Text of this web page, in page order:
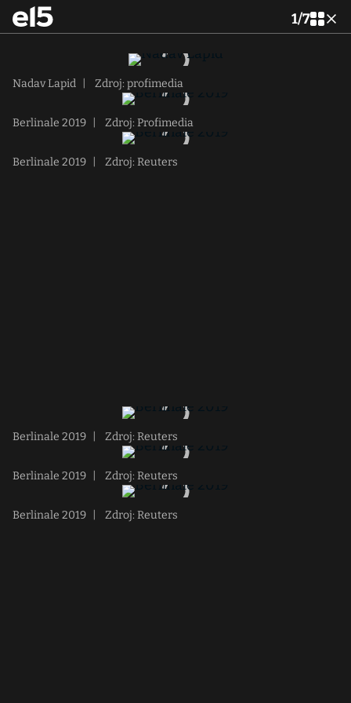
1/7
Nadav Lapid Zdroj: profimedia
Berlinale 2019 Zdroj: Profimedia
Berlinale 2019 Zdroj: Reuters
Berlinale 2019 Zdroj: Reuters
Berlinale 2019 Zdroj: Reuters
Berlinale 2019 Zdroj: Reuters